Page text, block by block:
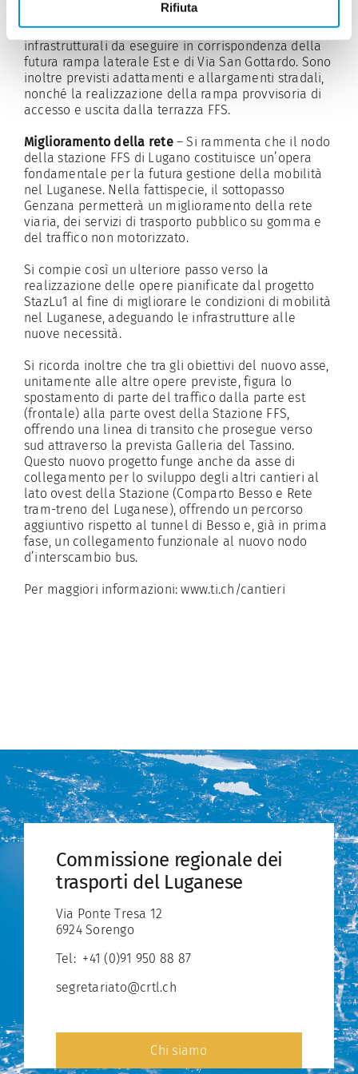
Rifiuta
rifacimento della sopra- e sottostruttura lungo Via
San Gottardo. Tale Lotto è relativo agli interventi
infrastrutturali da eseguire in corrispondenza della
futura rampa laterale Est e di Via San Gottardo. Sono
inoltre previsti adattamenti e allargamenti stradali,
nonché la realizzazione della rampa provvisoria di
accesso e uscita dalla terrazza FFS.
Miglioramento della rete– Si rammenta che il nodo
della stazione FFS di Lugano costituisce un’opera
fondamentale per la futura gestione della mobilità
nel Luganese. Nella fattispecie, il sottopasso
Genzana permetterà un miglioramento della rete
viaria, dei servizi di trasporto pubblico su gomma e
del traffico non motorizzato.
Si compie così un ulteriore passo verso la
realizzazione delle opere pianificate dal progetto
StazLu1 al fine di migliorare le condizioni di mobilità
nel Luganese, adeguando le infrastrutture alle
nuove necessità.
Si ricorda inoltre che tra gli obiettivi del nuovo asse,
unitamente alle altre opere previste, figura lo
spostamento di parte del traffico dalla parte est
(frontale) alla parte ovest della Stazione FFS,
offrendo una linea di transito che prosegue verso
sud attraverso la prevista Galleria del Tassino.
Questo nuovo progetto funge anche da asse di
collegamento per lo sviluppo degli altri cantieri al
lato ovest della Stazione (Comparto Besso e Rete
tram-treno del Luganese), offrendo un percorso
aggiuntivo rispetto al tunnel di Besso e, già in prima
fase, un collegamento funzionale al nuovo nodo
d’interscambio bus.
Per maggiori informazioni:www.ti.ch/cantieri
Commissione regionale dei
trasporti del Luganese
Via Ponte Tresa 12
6924 Sorengo
Tel: +41 (0)91 950 88 87
segretariato@crtl.ch
Chi siamo